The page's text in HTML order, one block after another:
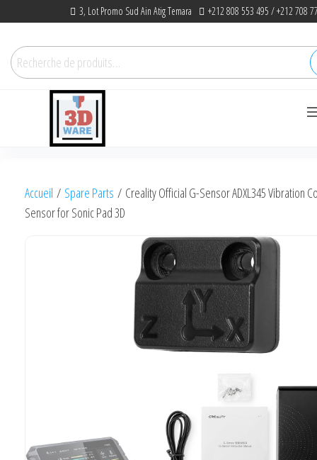
content
3, Lot Promo Sud Ain Atig Temara +212 808 553 495 / +212 708
Recherche
pour :
3D Printing
in Morocco
Accueil / Spare Parts / Creality Official G-Sensor ADXL345 Vibration
Sensor for Sonic Pad 3D